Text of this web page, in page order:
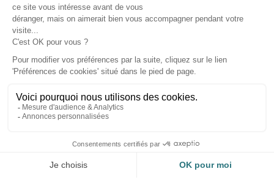
NOS PARTENAIRES OFFICIELS
INFORMATIONS ET CONDITIONS